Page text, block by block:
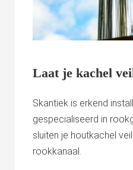
Laat je kachel
Skantiek is erkend
gespecialiseerd in
sluiten je houtkachel
rookkanaal.